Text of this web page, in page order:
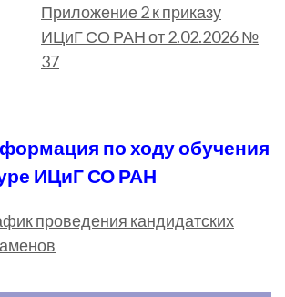
Приложение 2 к приказу
ИЦиГ СО РАН от 2.02.2026 №
37
по ходу обучения
ИЦиГ СО РАН
проведения кандидатских